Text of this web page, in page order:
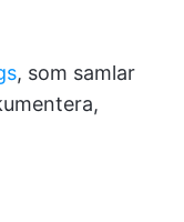
, som samlar